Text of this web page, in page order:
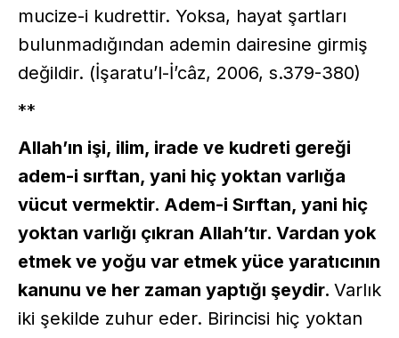
mucize-i kudrettir. Yoksa, hayat şartları
bulunmadığından ademin dairesine girmiş
değildir. (İşaratu’l-İ’câz, 2006, s.379-380)
**
Allah’ın işi, ilim, irade ve kudreti gereği
adem-i sırftan, yani hiç yoktan varlığa
vücut vermektir. Adem-i Sırftan, yani hiç
yoktan varlığı çıkran Allah’tır. Vardan yok
etmek ve yoğu var etmek yüce yaratıcının
kanunu ve her zaman yaptığı şeydir. Varlık
iki şekilde zuhur eder. Birincisi hiç yoktan